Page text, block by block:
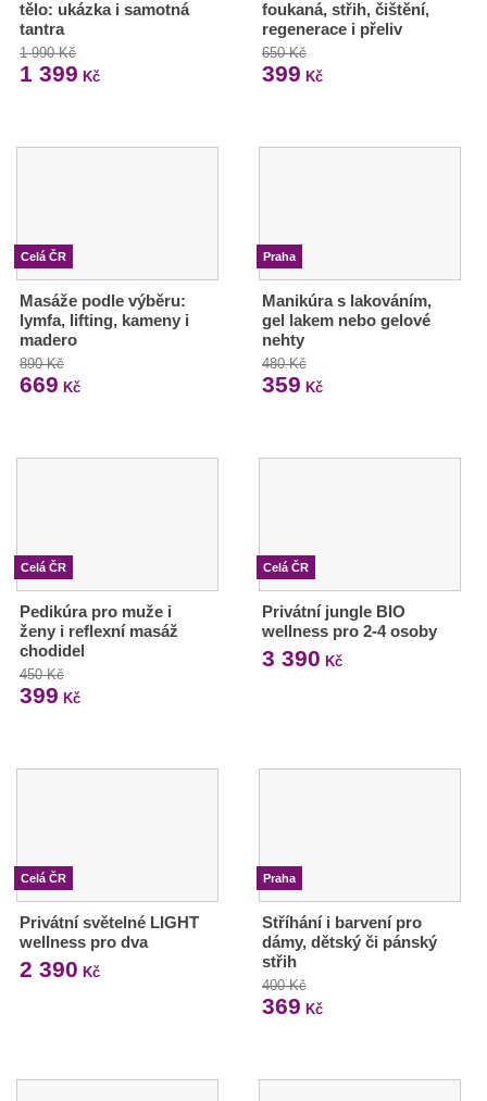
tělo: ukázka i samotná
tantra
1 990 Kč
1 399 Kč
foukaná, střih, čištění,
regenerace i přeliv
650 Kč
399 Kč
Celá ČR
Masáže podle výběru:
lymfa, lifting, kameny i
madero
890 Kč
669 Kč
Praha
Manikúra s lakováním,
gel lakem nebo gelové
nehty
480 Kč
359 Kč
Celá ČR
Pedikúra pro muže i
ženy i reflexní masáž
chodidel
450 Kč
399 Kč
Celá ČR
Privátní jungle BIO
wellness pro 2-4 osoby
3 390 Kč
Celá ČR
Privátní světelné LIGHT
wellness pro dva
2 390 Kč
Praha
Stříhání i barvení pro
dámy, dětský či pánský
střih
400 Kč
369 Kč